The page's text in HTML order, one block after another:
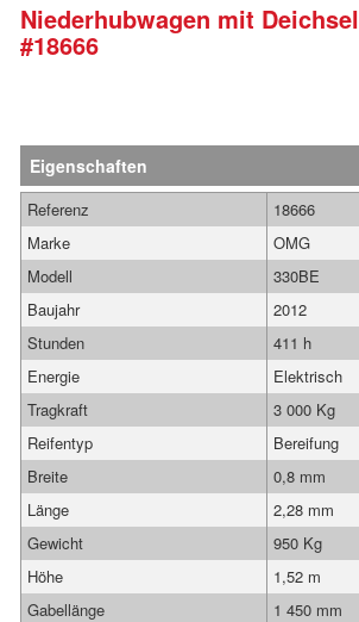
Niederhubwagen mit Deichsel
#18666
Eigenschaften
Referenz
18666
Marke
OMG
Modell
330BE
Baujahr
2012
Stunden
411 h
Energie
Elektrisch
Tragkraft
3 000 Kg
Reifentyp
Bereifung
Breite
0,8 mm
Länge
2,28 mm
Gewicht
950 Kg
Höhe
1,52 m
Gabellänge
1 450 mm